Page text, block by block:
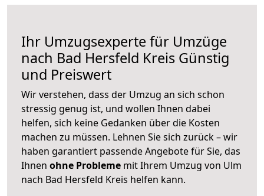
Ihr Umzugsexperte für Umzüge
nach Bad Hersfeld Kreis Günstig
und Preiswert
Wir verstehen, dass der Umzug an sich schon
stressig genug ist, und wollen Ihnen dabei
helfen, sich keine Gedanken über die Kosten
machen zu müssen. Lehnen Sie sich zurück – wir
haben garantiert passende Angebote für Sie, das
Ihnen ohne Probleme mit Ihrem Umzug von Ulm
nach Bad Hersfeld Kreis helfen kann.